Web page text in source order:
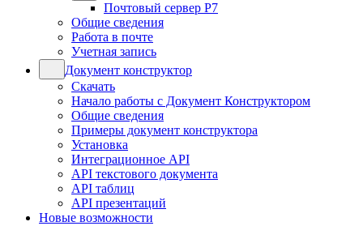
Почтовый сервер Р7
Общие сведения
Работа в почте
Учетная запись
Документ конструктор
Скачать
Начало работы с Документ Конструктором
Общие сведения
Примеры документ конструктора
Установка
Интеграционное API
API текстового документа
API таблиц
API презентаций
Новые возможности